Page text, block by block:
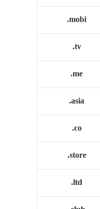
.mobi
.tv
.me
.asia
.co
.store
.ltd